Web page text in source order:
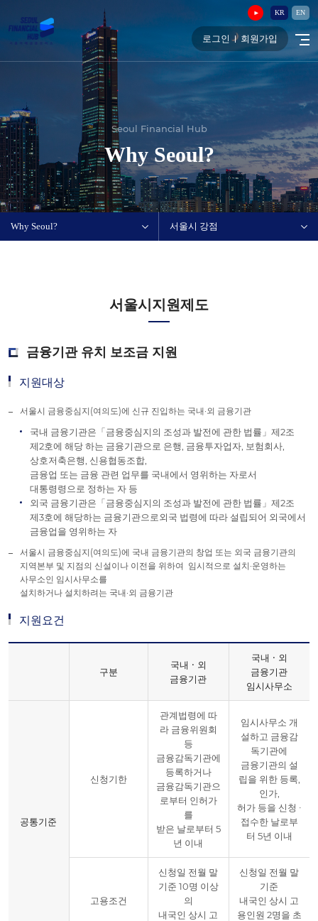
KR EN
로그인 회원가입
Seoul Financial Hub
Why Seoul?
Why Seoul? 서울시 강점
서울시지원제도
금융기관 유치 보조금 지원
지원대상
서울시 금융중심지(여의도)에 신규 진입하는 국내·외 금융기관
국내 금융기관은「금융중심지의 조성과 발전에 관한 법률」제2조
제2호에 해당 하는 금융기관으로 은행, 금융투자업자, 보험회사,
상호저축은행, 신용협동조합,
금융업 또는 금융 관련 업무를 국내에서 영위하는 자로서
대통령령으로 정하는 자 등
외국 금융기관은「금융중심지의 조성과 발전에 관한 법률」제2조
제3호에 해당하는 금융기관으로외국 법령에 따라 설립되어 외국에서
금융업을 영위하는 자
서울시 금융중심지(여의도)에 국내 금융기관의 창업 또는 외국 금융기관의
지역본부 및 지점의 신설이나 이전을 위하여 임시적으로 설치·운영하는
사무소인 임시사무소를
설치하거나 설치하려는 국내·외 금융기관
지원요건
구분
국내 ∙ 외
금융기관
국내 ∙ 외
금융기관
임시사무소
공통기준
신청기한
관계법령에 따
라 금융위원회
등
금융감독기관에
등록하거나
금융감독기관으
로부터 인허가
를
받은 날로부터 5
년 이내
임시사무소 개
설하고 금융감
독기관에
금융기관의 설
립을 위한 등록,
인가,
허가 등을 신청 ∙
접수한 날로부
터 5년 이내
고용조건
신청일 전월 말
기준 10명 이상
의
내국인 상시 고
신청일 전월 말
기준
내국인 상시 고
용인원 2명을 초